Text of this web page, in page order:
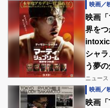
映画／
映画
界を
シャ
う夢
ニュース
映画／
映画